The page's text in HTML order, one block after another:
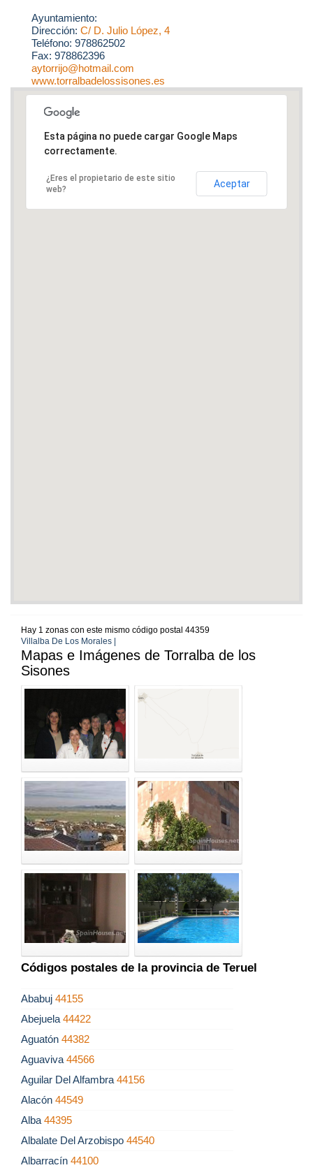
Ayuntamiento:
Dirección: C/ D. Julio López, 4
Teléfono: 978862502
Fax: 978862396
aytorrijo@hotmail.com
www.torralbadelossisones.es
Esta página no puede cargar Google Maps
correctamente.
¿Eres el propietario de este sitio
web?
Aceptar
Hay 1 zonas con este mismo código postal 44359
Villalba De Los Morales |
Mapas e Imágenes de Torralba de los
Sisones
Códigos postales de la provincia de Teruel
Ababuj 44155
Abejuela 44422
Aguatón 44382
Aguaviva 44566
Aguilar Del Alfambra 44156
Alacón 44549
Alba 44395
Albalate Del Arzobispo 44540
Albarracín 44100